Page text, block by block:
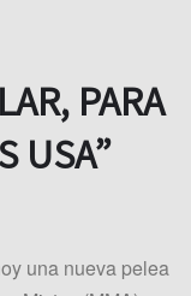
PARA
USA”
una nueva pelea